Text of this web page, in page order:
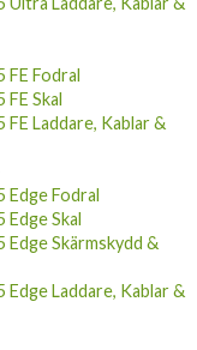
FE Fodral
FE Skal
FE Laddare, Kablar &
Edge Fodral
Edge Skal
Edge Skärmskydd &
Edge Laddare, Kablar &